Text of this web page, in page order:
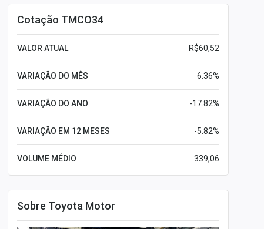
Cotação TMCO34
VALOR ATUAL R$60,52
VARIAÇÃO DO MÊS 6.36%
VARIAÇÃO DO ANO -17.82%
VARIAÇÃO EM 12 MESES -5.82%
VOLUME MÉDIO 339,06
Sobre Toyota Motor